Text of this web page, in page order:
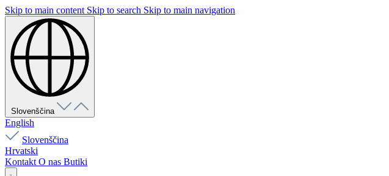
Skip to main content Skip to search Skip to main navigation
Slovenščina
English
Slovenščina
Hrvatski
Kontakt O nas Butiki